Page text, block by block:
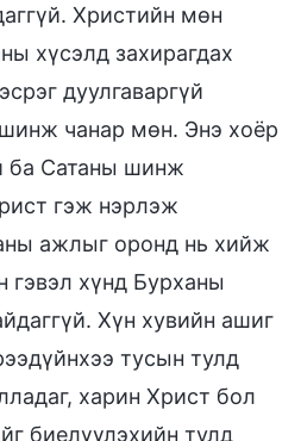
Христийн мөн
хүсэлд захирагдах
дуулгаваргүй
чанар мөн. Энэ хоёр
ба Сатаны шинж
гэж нэрлэж
ажлыг оронд нь хийж
гэвэл хүнд Бурханы
Хүн хувийн ашиг
тусын тулд
харин Христ бол
биелүүлэхийн тулд